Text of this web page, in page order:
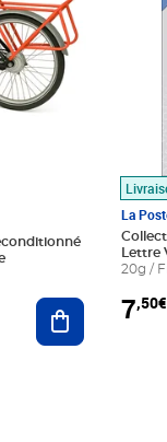
Ajouter au
La
Lettre
20g /
7,50€